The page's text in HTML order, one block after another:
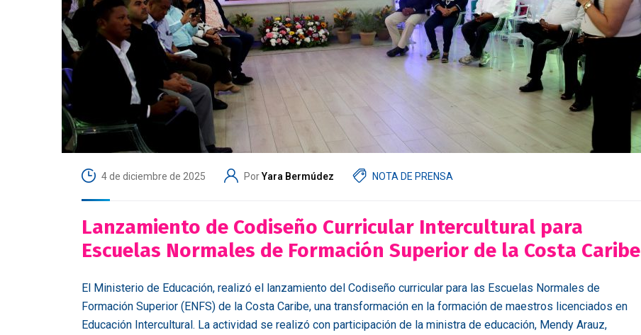
4 de diciembre de 2025 PorYara Bermúdez NOTA DE PRENSA
Lanzamiento de Codiseño Curricular Intercultural para
Escuelas Normales de Formación Superior de la Costa Caribe
El Ministerio de Educación, realizó el lanzamiento del Codiseño curricular para las Escuelas Normales de
Formación Superior (ENFS) de la Costa Caribe, una transformación en la formación de maestros licenciados en
Educación Intercultural. La actividad se realizó con participación de la ministra de educación, Mendy Arauz,